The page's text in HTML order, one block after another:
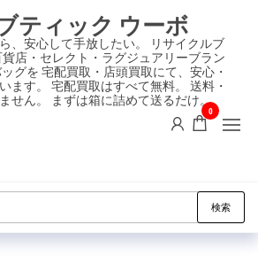
ティック ウーボ
、安心して手放したい。 リサイクルブ
店・セレクト・ラグジュアリーブラン
グを 宅配買取・店頭買取にて、安心・
ます。 宅配買取はすべて無料。 送料・
せん。 まずは箱に詰めて送るだけ。
0
検索